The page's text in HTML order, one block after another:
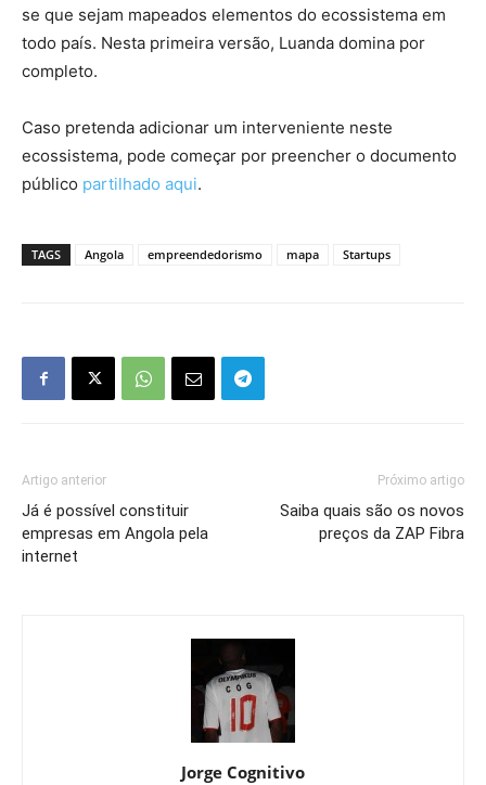
se que sejam mapeados elementos do ecossistema em
todo país. Nesta primeira versão, Luanda domina por
completo.
Caso pretenda adicionar um interveniente neste
ecossistema, pode começar por preencher o documento
público partilhado aqui.
TAGS Angola empreendedorismo mapa Startups
Artigo anterior
Já é possível constituir
empresas em Angola pela
internet
Próximo artigo
Saiba quais são os novos
preços da ZAP Fibra
Jorge Cognitivo